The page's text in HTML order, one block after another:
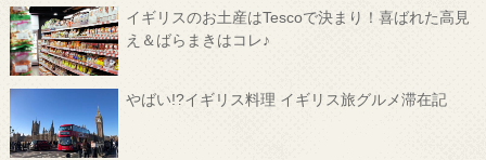
イギリスのお土産はTescoで決まり！喜ばれた高見
え＆ばらまきはコレ♪
やばい!?イギリス料理 イギリス旅グルメ滞在記